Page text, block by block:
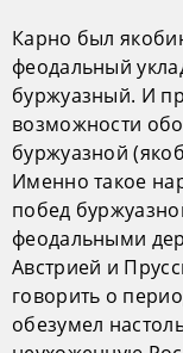
Карно был
феодальный
буржуазный. И
возможности
буржуазной
Именно такое
побед
феодальными
Австрией и
говорить о
обезумел